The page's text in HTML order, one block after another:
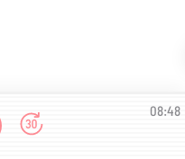
08:48